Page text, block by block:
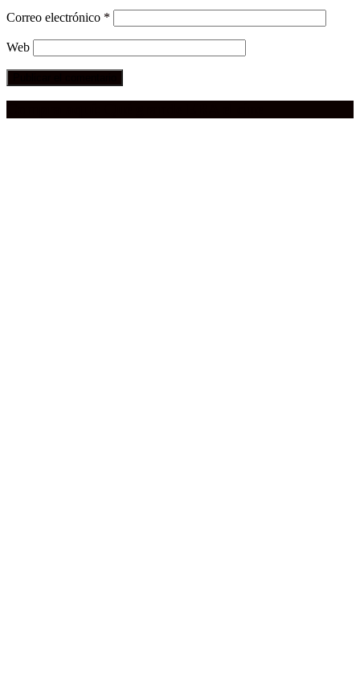
Correo electrónico *
Web